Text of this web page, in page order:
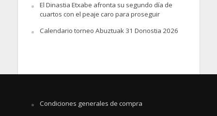
El Dinastia Etxabe afronta su segundo día de
cuartos con el peaje caro para proseguir
Calendario torneo Abuztuak 31 Donostia 2026
Condiciones generales de compra